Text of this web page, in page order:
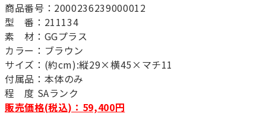
商品番号：2000236239000012
型 番：211134
素 材：GGプラス
カラー：ブラウン
サイズ：(約cm):縦29×横45×マチ11
付属品：本体のみ
程 度 SAランク
販売価格(税込)：59,400円